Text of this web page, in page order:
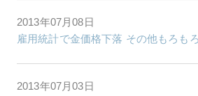
2013年07月08日
雇用統計で金価格下落 その他もろもろ
2013年07月03日